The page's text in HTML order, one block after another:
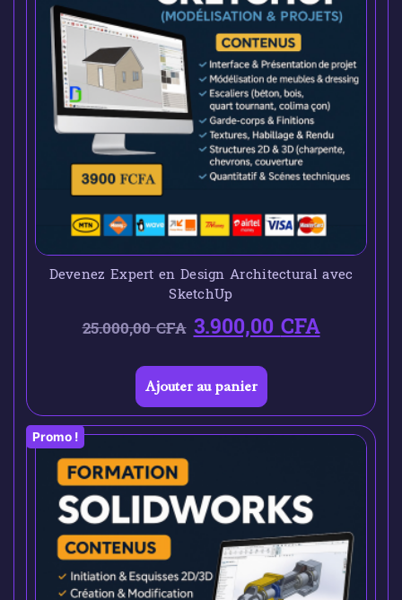
Devenez Expert en Design Architectural avec
SketchUp
25.000,00CFA 3.900,00CFA
Ajouter au panier
Promo !